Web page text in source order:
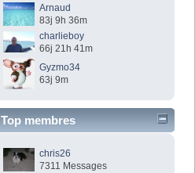
Arnaud
83j 9h 36m
charlieboy
66j 21h 41m
Gyzmo34
63j 9m
Top membres
chris26
7311 Messages